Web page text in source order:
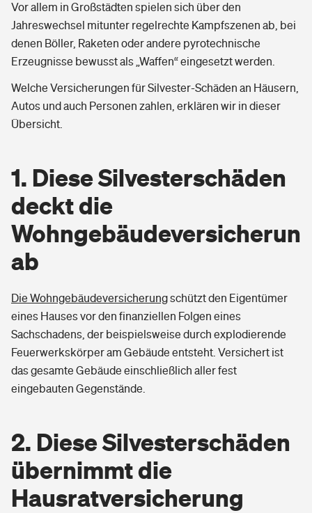
Reiseversicherung
Hundehalter-Haftpflicht
Handyversicherung
Private Cyberversicherung
Musikinstrumentenversicherung
Tools
Sie haben Fragen?
Tierkrankenversicherung
Zur Übersicht
Tools
Sie haben Fragen?
Vor allem in Großstädten spielen sich über den
Jahreswechsel mitunter regelrechte Kampfszenen ab, bei
denen Böller, Raketen oder andere pyrotechnische
Erzeugnisse bewusst als „Waffen“ eingesetzt werden.
Welche Versicherungen für Silvester-Schäden an Häusern,
Autos und auch Personen zahlen, erklären wir in dieser
Übersicht.
1. Diese Silvesterschäden
deckt die
ab
Die Wohngebäudeversicherungschützt den Eigentümer
eines Hauses vor den finanziellen Folgen eines
Sachschadens, der beispielsweise durch explodierende
Feuerwerkskörper am Gebäude entsteht. Versichert ist
das gesamte Gebäude einschließlich aller fest
eingebauten Gegenstände.
2. Diese Silvesterschäden
übernimmt die
Hausratversicherung